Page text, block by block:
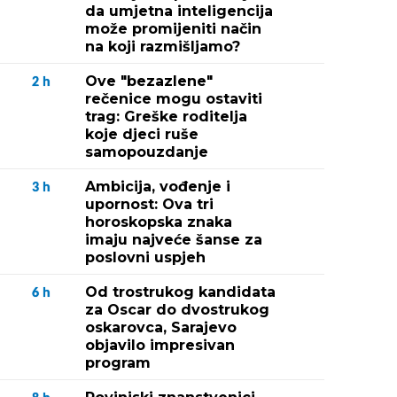
da umjetna inteligencija
može promijeniti način
na koji razmišljamo?
2 h
Ove "bezazlene"
rečenice mogu ostaviti
trag: Greške roditelja
koje djeci ruše
samopouzdanje
3 h
Ambicija, vođenje i
upornost: Ova tri
horoskopska znaka
imaju najveće šanse za
poslovni uspjeh
6 h
Od trostrukog kandidata
za Oscar do dvostrukog
oskarovca, Sarajevo
objavilo impresivan
program